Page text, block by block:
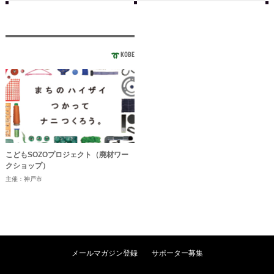
KOBE
こどもSOZOプロジェクト（廃材ワー
クショップ）
主催：神戸市
メールマガジン登録 サポーター募集